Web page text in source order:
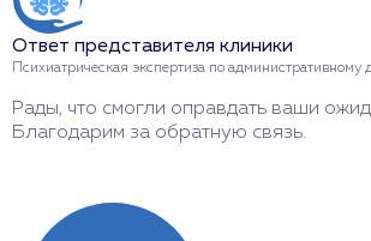
Ответ представителя клиники
Психиатрическая экспертиза по административному
Рады, что смогли оправдать ваши
Благодарим за обратную связь.